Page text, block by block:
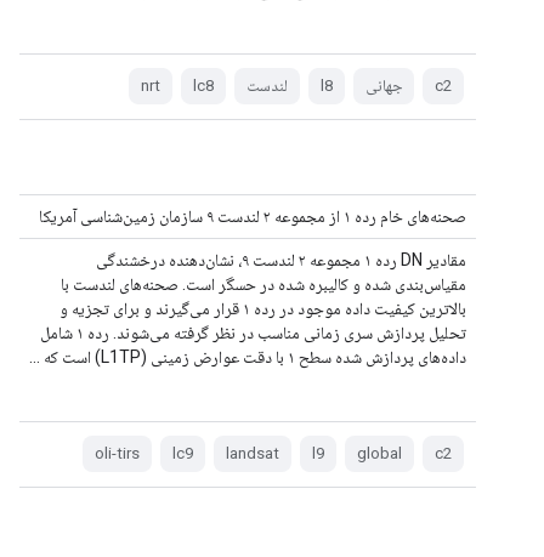
c2 جهانی l8 لندست lc8
nrt
صحنه‌های خام رده ۱ از مجموعه ۲ لندست ۹ سازمان زمین‌شناسی آمریکا
مقادیر DN رده ۱ مجموعه ۲ لندست ۹، نشان‌دهنده درخشندگی
مقیاس‌بندی شده و کالیبره شده در حسگر است. صحنه‌های لندست با
بالاترین کیفیت داده موجود در رده ۱ قرار می‌گیرند و برای تجزیه و
تحلیل پردازش سری زمانی مناسب در نظر گرفته می‌شوند. رده ۱ شامل
داده‌های پردازش شده سطح ۱ با دقت عوارض زمینی (L1TP) است که ...
c2
global
l9
landsat
lc9
oli-tirs